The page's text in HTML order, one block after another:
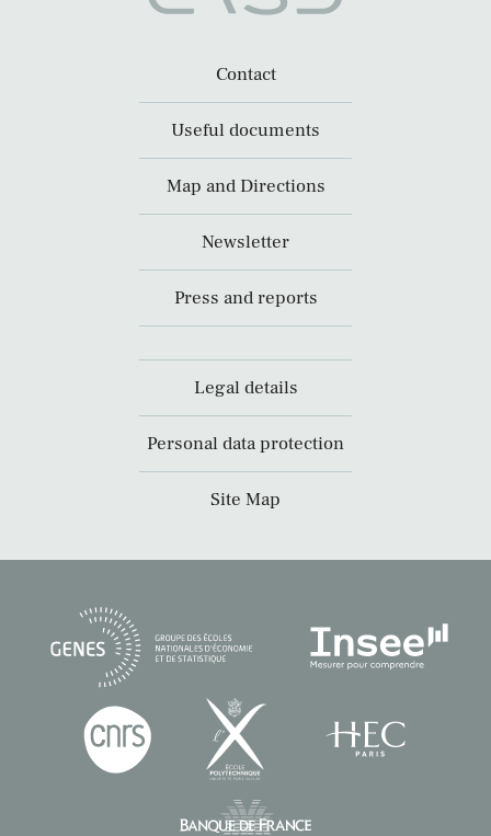
Contact
Useful documents
Map and Directions
Newsletter
Press and reports
Legal details
Personal data protection
Site Map